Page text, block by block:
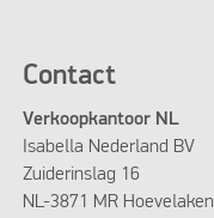
Contact
Verkoopkantoor NL
Isabella Nederland BV
Zuiderinslag 16
NL-3871 MR Hoevelaken